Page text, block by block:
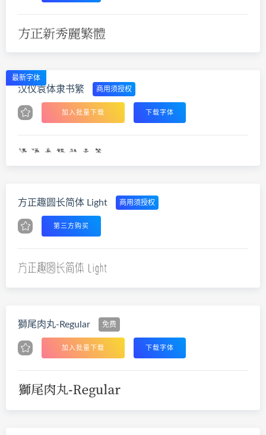
最新字体
汉仪袁体隶书繁 商用须授权
加入批量下载 下载字体
方正趣圆长简体 Light 商用须授权
第三方购买
獅尾肉丸-Regular 免费
加入批量下载 下载字体